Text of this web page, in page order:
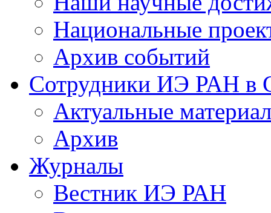
Национальные
Архив событий
Сотрудники ИЭ РАН
Актуальные
Архив
Журналы
Вестник ИЭ РАН